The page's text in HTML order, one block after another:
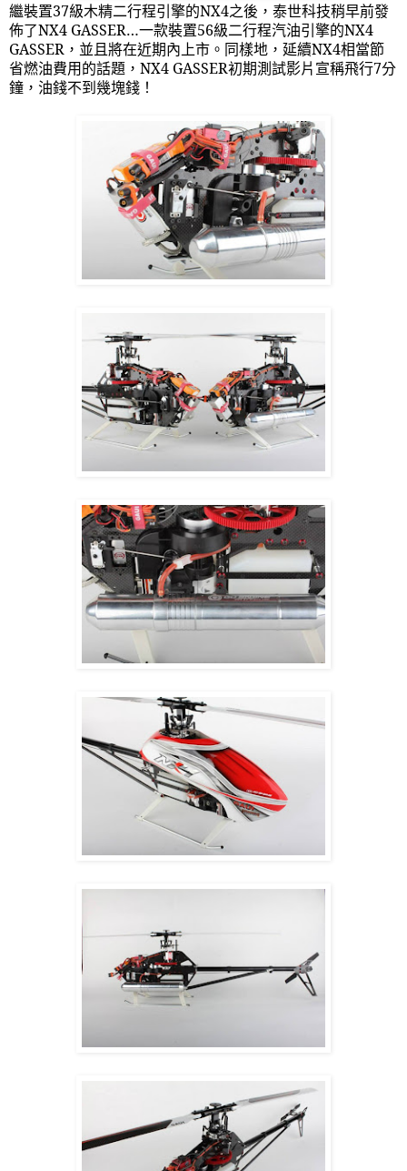
繼裝置37級木精二行程引擎的NX4之後，泰世科技稍早前發
佈了NX4 GASSER…一款裝置56級二行程汽油引擎的NX4
GASSER ，並且將在近期內上市。同樣地，延續NX4相當節
省燃油費用的話題， NX4 GASSER初期測試影片宣稱飛行7分
鐘，油錢不到幾塊錢！